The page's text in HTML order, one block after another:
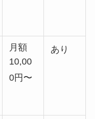
月額
10,00
0円〜
あり